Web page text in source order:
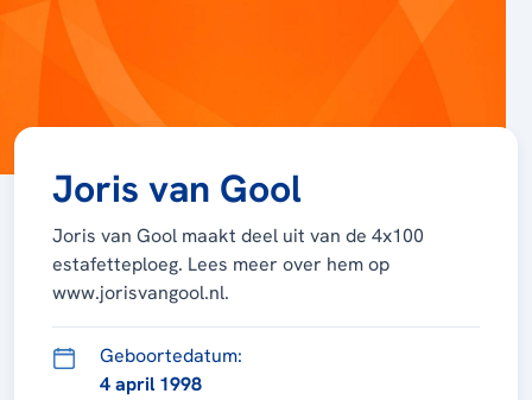
Joris van Gool
Joris van Gool maakt deel uit van de 4x100
estafetteploeg. Lees meer over hem op
www.jorisvangool.nl.
Geboortedatum:
4 april 1998